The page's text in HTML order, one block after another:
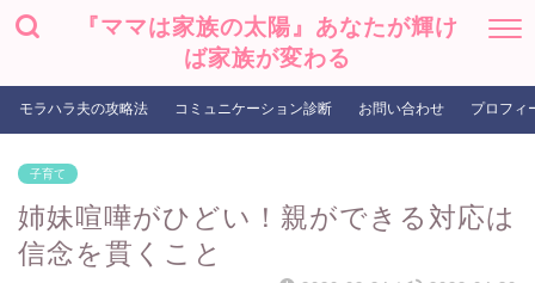
『ママは家族の太陽』あなたが輝け
ば家族が変わる
モラハラ夫の攻略法 コミュニケーション診断 お問い合わせ プロフィ
子育て
姉妹喧嘩がひどい！親ができる対応は
信念を貫くこと